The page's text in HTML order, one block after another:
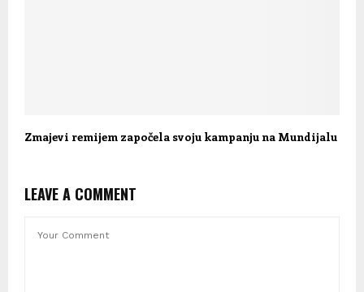
Zmajevi remijem započela svoju kampanju na Mundijalu
LEAVE A COMMENT